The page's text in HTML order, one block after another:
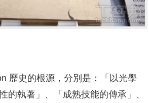
歷史的根源，分別是：「以光學
的執著」、「成熟技能的傳承」、